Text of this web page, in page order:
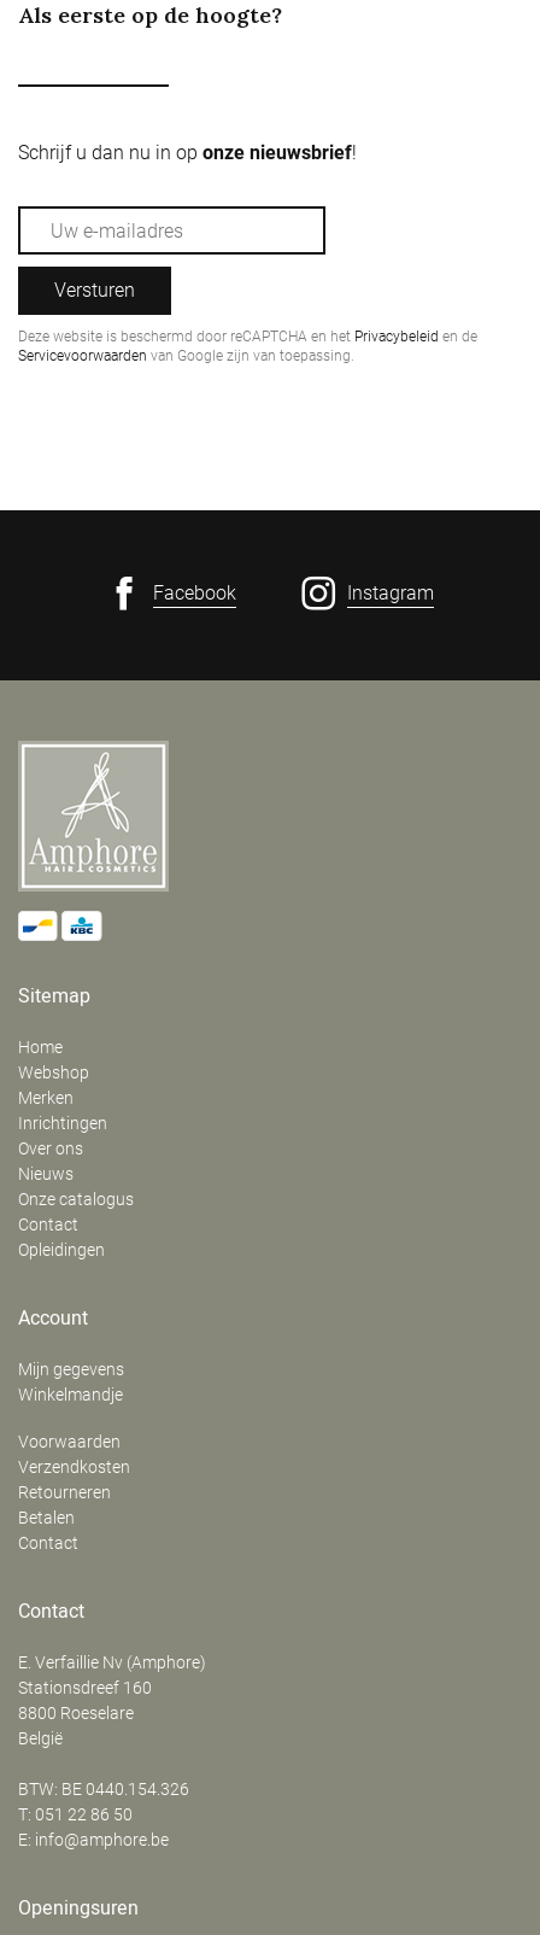
Als eerste op de hoogte?
Schrijf u dan nu in op onze nieuwsbrief!
Versturen
Deze website is beschermd door reCAPTCHA en het Privacybeleid en de
Servicevoorwaarden van Google zijn van toepassing.
Facebook Instagram
Sitemap
Home
Webshop
Merken
Inrichtingen
Over ons
Nieuws
Onze catalogus
Contact
Opleidingen
Account
Mijn gegevens
Winkelmandje
Voorwaarden
Verzendkosten
Retourneren
Betalen
Contact
Contact
E. Verfaillie Nv (Amphore)
‍Stationsdreef 160
8800 Roeselare
België
BTW: BE 0440.154.326
T: 051 22 86 50
E: info@amphore.be
Openingsuren